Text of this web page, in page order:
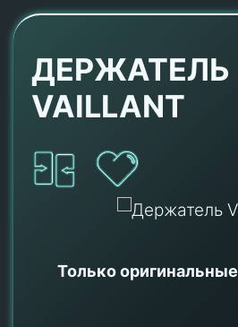
ДЕРЖАТЕЛЬ
VAILLANT
Только оригинальные